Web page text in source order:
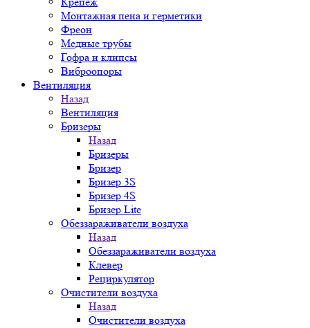
Монтажная пена и герметики
Фреон
Медные трубы
Гофра и клипсы
Виброопоры
Вентиляция
Назад
Вентиляция
Бризеры
Назад
Бризеры
Бризер
Бризер 3S
Бризер 4S
Бризер Lite
Обеззараживатели воздуха
Назад
Обеззараживатели воздуха
Клевер
Рециркулятор
Очистители воздуха
Назад
Очистители воздуха